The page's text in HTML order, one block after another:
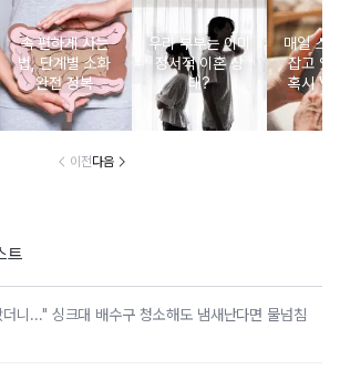
속 편하게 사는
법, 단계별 소화
완전 정복
우리 부부는 이미
정서적 이혼 상
태?
매일 스
잡고 있
혹시
이전다음
트
니..." 싱크대 배수구 청소해도 냄새난다면 물넘침